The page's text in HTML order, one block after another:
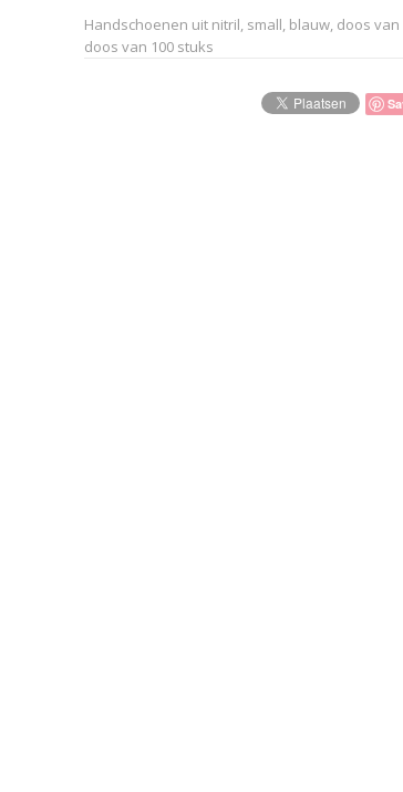
Productcode leverancier
Handschoenen uit nitril, small, blauw, doos
doos van 100 stuks